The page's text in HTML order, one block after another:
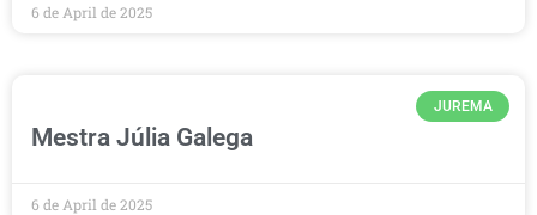
6 de April de 2025
JUREMA
Mestra Júlia Galega
6 de April de 2025